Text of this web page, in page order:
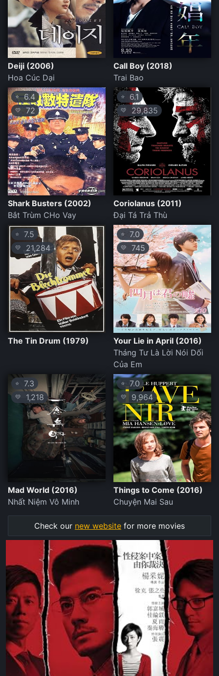
Deiji (2006)
Hoa Cúc Dại
Call Boy (2018)
Trai Bao
⭐6.4
💛 72
Shark Busters (2002)
Bắt Trùm CHo Vay
⭐ 6.1
💛 29,835
Coriolanus (2011)
Đại Tá Trả Thù
⭐ 7.5
💛 21,284
The Tin Drum (1979)
⭐ 7.0
💛 745
Your Lie in April (2016)
Tháng Tư Là Lời Nói Dối
Của Em
⭐ 7.3
💛 1,218
Mad World (2016)
Nhất Niệm Vô Minh
⭐ 7.0
💛 9,964
Things to Come (2016)
Chuyện Mai Sau
Check our new website for more movies